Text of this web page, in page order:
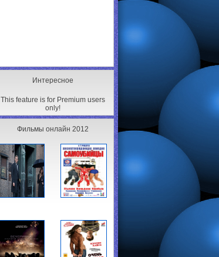
Интересное
This feature is for Premium users
only!
Фильмы онлайн 2012